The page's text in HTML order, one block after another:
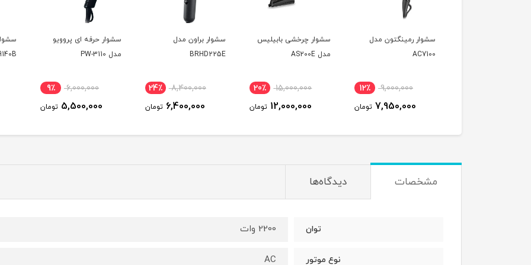
سشوار رمینگتون مدل
AC7100
9,000,000 12٪
7,950,000 تومان
سشوار چرخشی بابیلیس
مدل AS200E
15,000,000 20٪
12,000,000 تومان
سشوار براون مدل
BRHD225E
8,400,000 24٪
6,400,000 تومان
سشوار حرفه ای پروویو
مدل PW-3110
6,000,000 9٪
5,500,000 تومان
مشخصات دیدگاه‌ها
توان 2200 وات
نوع موتور AC